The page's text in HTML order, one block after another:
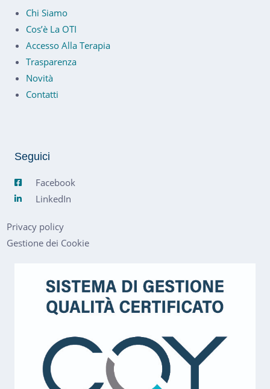
Chi Siamo
Cos’è La OTI
Accesso Alla Terapia
Trasparenza
Novità
Contatti
Seguici
Facebook
LinkedIn
Privacy policy
Gestione dei Cookie